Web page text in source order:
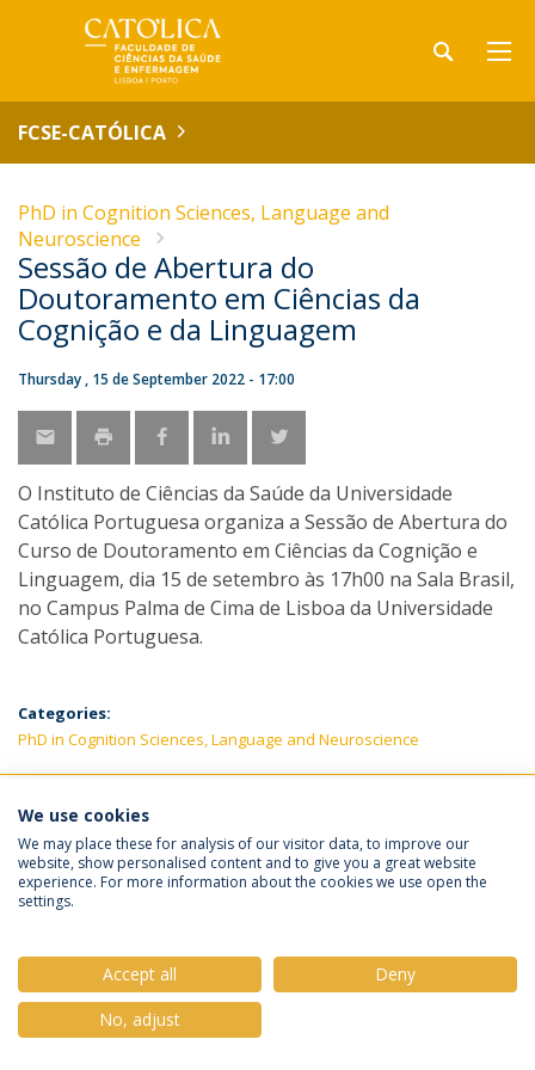
FCSE-CATÓLICA
PhD in Cognition Sciences, Language and
Neuroscience
Sessão de Abertura do
Doutoramento em Ciências da
Cognição e da Linguagem
Thursday , 15 de September 2022 - 17:00
O Instituto de Ciências da Saúde da Universidade
Católica Portuguesa organiza a Sessão de Abertura do
Curso de Doutoramento em Ciências da Cognição e
Linguagem, dia 15 de setembro às 17h00 na Sala Brasil,
no Campus Palma de Cima de Lisboa da Universidade
Católica Portuguesa.
Categories:
PhD in Cognition Sciences, Language and Neuroscience
LATEST NEWS
Política de Privacidade
Termos e Condições
© 2026 Universidade Católica Portuguesa
We use cookies
We may place these for analysis of our visitor data, to improve our
website, show personalised content and to give you a great website
experience. For more information about the cookies we use open the
settings.
Accept all
Deny
No, adjust